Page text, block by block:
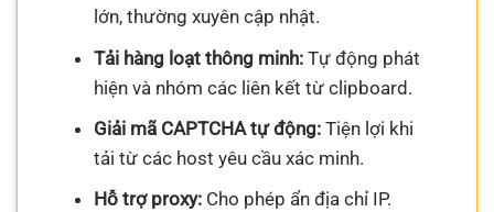
lớn, thường xuyên cập nhật.
Tải hàng loạt thông minh:Tự động phát
hiện và nhóm các liên kết từ clipboard.
Giải mã CAPTCHA tự động:Tiện lợi khi
tải từ các host yêu cầu xác minh.
Hỗ trợ proxy:Cho phép ẩn địa chỉ IP.